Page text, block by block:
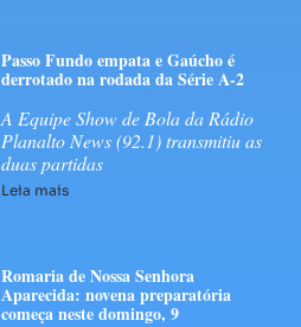
Passo Fundo empata e Gaúcho é
derrotado na rodada da Série A-2
A Equipe Show de Bola da Rádio
Planalto News (92.1) transmitiu as
duas partidas
Leia mais
Romaria de Nossa Senhora
Aparecida: novena preparatória
começa neste domingo, 9